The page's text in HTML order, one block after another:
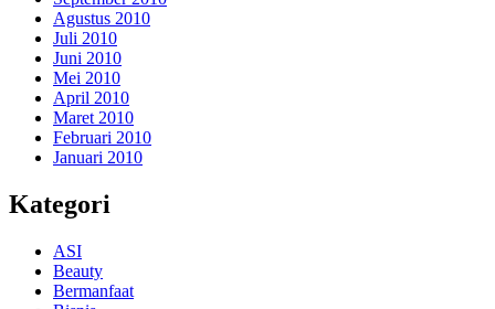
Agustus 2010
Juli 2010
Juni 2010
Mei 2010
April 2010
Maret 2010
Februari 2010
Januari 2010
Kategori
ASI
Beauty
Bermanfaat